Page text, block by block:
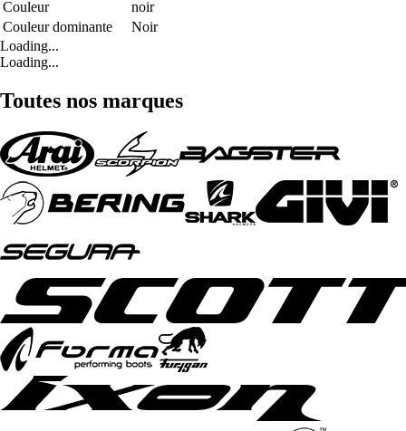
Couleur
noir
Couleur dominante
Noir
Loading...
Loading...
Toutes nos marques